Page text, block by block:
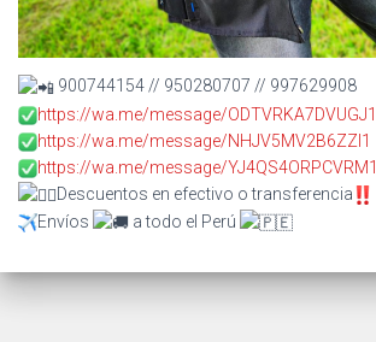
900744154 // 950280707 // 997629908
https://wa.me/message/ODTVRKA7DVUGJ1
https://wa.me/message/NHJV5MV2B6ZZI1
https://wa.me/message/YJ4QS4ORPCVRM1
Descuentos en efectivo o transferencia
Envíos
a todo el Perú